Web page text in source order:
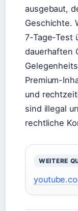
ausgebaut,
Geschichte.
7-Tage-Test
dauerhaften
Premium-
und
sind illegal
rechtliche
WEITERE